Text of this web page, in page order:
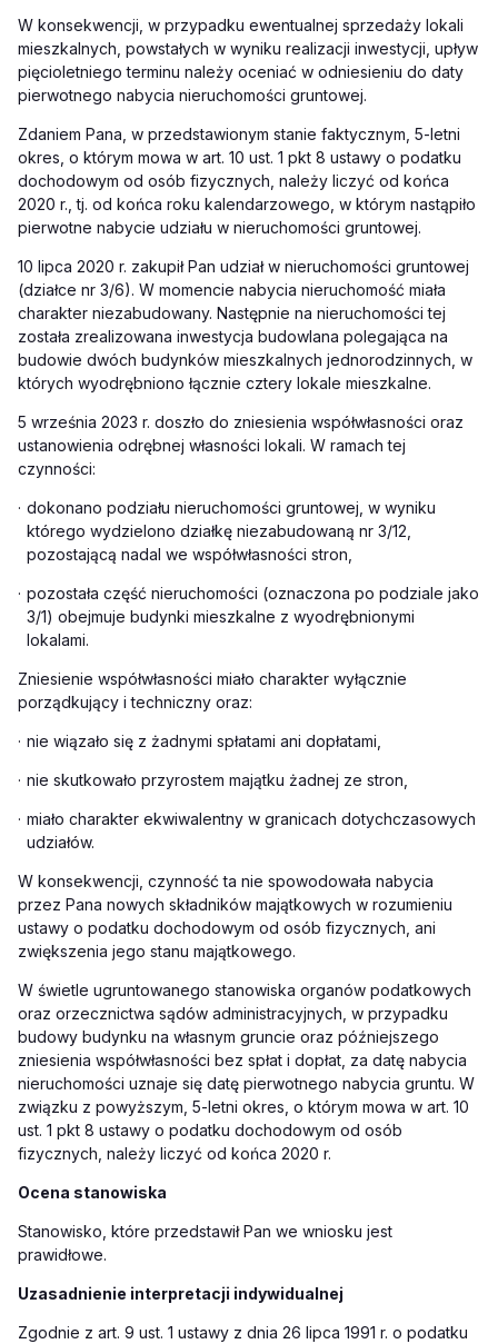
W konsekwencji, w przypadku ewentualnej sprzedaży lokali
mieszkalnych, powstałych w wyniku realizacji inwestycji, upływ
pięcioletniego terminu należy oceniać w odniesieniu do daty
pierwotnego nabycia nieruchomości gruntowej.
Zdaniem Pana, w przedstawionym stanie faktycznym, 5-letni
okres, o którym mowa w art. 10 ust. 1 pkt 8 ustawy o podatku
dochodowym od osób fizycznych, należy liczyć od końca
2020 r., tj. od końca roku kalendarzowego, w którym nastąpiło
pierwotne nabycie udziału w nieruchomości gruntowej.
10 lipca 2020 r. zakupił Pan udział w nieruchomości gruntowej
(działce nr 3/6). W momencie nabycia nieruchomość miała
charakter niezabudowany. Następnie na nieruchomości tej
została zrealizowana inwestycja budowlana polegająca na
budowie dwóch budynków mieszkalnych jednorodzinnych, w
których wyodrębniono łącznie cztery lokale mieszkalne.
5 września 2023 r. doszło do zniesienia współwłasności oraz
ustanowienia odrębnej własności lokali. W ramach tej
czynności:
· dokonano podziału nieruchomości gruntowej, w wyniku
którego wydzielono działkę niezabudowaną nr 3/12,
pozostającą nadal we współwłasności stron,
· pozostała część nieruchomości (oznaczona po podziale jako
3/1) obejmuje budynki mieszkalne z wyodrębnionymi
lokalami.
Zniesienie współwłasności miało charakter wyłącznie
porządkujący i techniczny oraz:
· nie wiązało się z żadnymi spłatami ani dopłatami,
· nie skutkowało przyrostem majątku żadnej ze stron,
· miało charakter ekwiwalentny w granicach dotychczasowych
udziałów.
W konsekwencji, czynność ta nie spowodowała nabycia
przez Pana nowych składników majątkowych w rozumieniu
ustawy o podatku dochodowym od osób fizycznych, ani
zwiększenia jego stanu majątkowego.
W świetle ugruntowanego stanowiska organów podatkowych
oraz orzecznictwa sądów administracyjnych, w przypadku
budowy budynku na własnym gruncie oraz późniejszego
zniesienia współwłasności bez spłat i dopłat, za datę nabycia
nieruchomości uznaje się datę pierwotnego nabycia gruntu. W
związku z powyższym, 5-letni okres, o którym mowa w art. 10
ust. 1 pkt 8 ustawy o podatku dochodowym od osób
fizycznych, należy liczyć od końca 2020 r.
Ocena stanowiska
Stanowisko, które przedstawił Pan we wniosku jest
prawidłowe.
Uzasadnienie interpretacji indywidualnej
Zgodnie z art. 9 ust. 1 ustawy z dnia 26 lipca 1991 r. o podatku